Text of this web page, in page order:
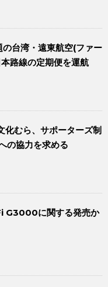
台湾・遠東航空(ファー
路線の定期便を運航
むら、サポーターズ制
の協力を求める
G3000に関する発売か